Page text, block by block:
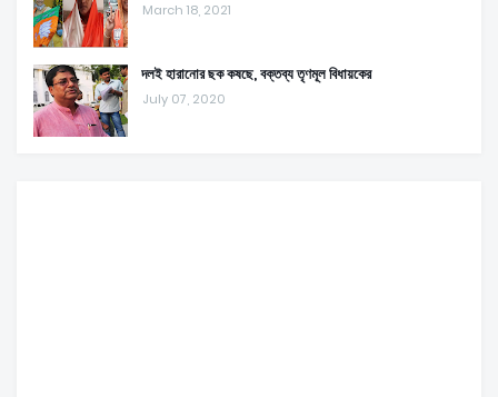
March 18, 2021
দলই হারানোর ছক কষছে, বক্তব্য তৃণমূল বিধায়কের
July 07, 2020